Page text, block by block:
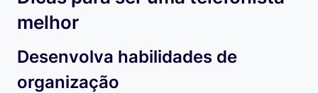
melhor
Desenvolva habilidades de
organização